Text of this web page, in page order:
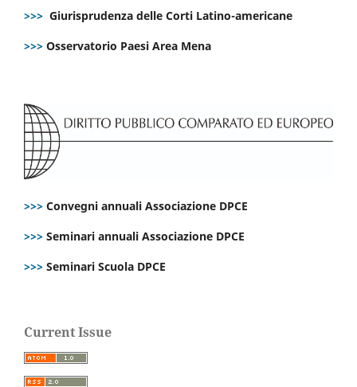
>>> Giurisprudenza delle Corti Latino-americane
>>> Osservatorio Paesi Area Mena
>>> Convegni annuali Associazione DPCE
>>> Seminari annuali Associazione DPCE
>>> Seminari Scuola DPCE
Current Issue